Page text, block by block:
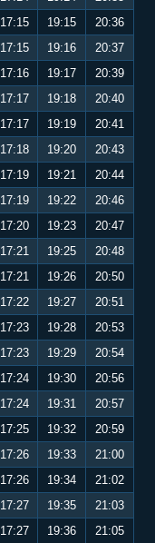
17:15 19:15
20:36
17:15 19:16
20:37
17:16 19:17
20:39
17:17 19:18
20:40
17:17 19:19
20:41
17:18 19:20
20:43
17:19 19:21
20:44
17:19 19:22
20:46
17:20 19:23
20:47
17:21 19:25
20:48
17:21 19:26
20:50
17:22 19:27
20:51
17:23 19:28
20:53
17:23 19:29
20:54
17:24 19:30
20:56
17:24 19:31
20:57
17:25 19:32
20:59
17:26 19:33
21:00
17:26 19:34
21:02
17:27 19:35
21:03
17:27 19:36
21:05